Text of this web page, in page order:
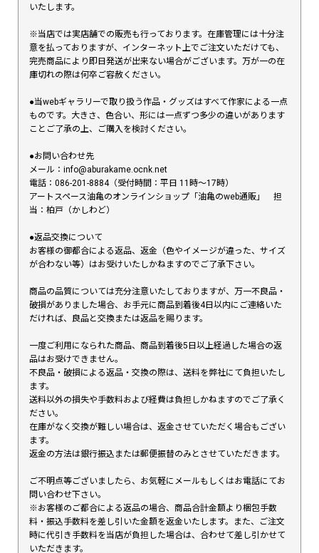
いたします。
※当店では実店舗での販売も行っております。在庫管理には十分注
意を払っておりますが、インターネット上でご注文いただけても、
完売商品により即日発送が出来ない場合がございます。万が一の在
庫切れの際は何卒ご容赦ください。
●当webギャラリーで取り扱う作品・グッズはすべて作家による一点
ものです。大きさ、色合い、形には一点ずつ多少の違いがあります
ことご了承の上、ご購入を検討ください。
●お問い合わせ先
メール：info@aburakame.ocnk.net
電話：086-201-8884（受付時間：平日 11時〜17時）
アートスペース油亀のオンラインショップ「油亀のweb通販」 担
当：柏戸（かしわど）
●返品交換について
お客様の御都合による返品、返金（色やイメージが違った、サイズ
が合わない等）はお受けいたしかねますのでご了承下さい。
商品の品質については充分注意いたしておりますが、万一不良品・
破損がありました場合、お手元に商品到着後4日以内にご連絡いた
だければ、良品と交換または返品を賜ります。
一度ご利用になられた商品、商品到着後5日以上経過した場合の返
品はお受けできません。
不良品・破損による返品・交換の際は、送料を弊社にて負担いたし
ます。
送料以外の損失や手数料および経費は負担しかねますのでご了承く
ださい。
在庫がなく交換が難しい場合は、返金させていただく場合もござい
ます。
返金の方法は銀行振込または郵便振替のみとさせていただきます。
ご不明点等ございましたら、お気軽にメールもしくはお電話にてお
問い合わせ下さい。
※お客様のご都合による返品の場合、商品合計金額より梱包手数
料・振込手数料を差し引いた金額を返金いたします。また、ご注文
時に代引き手数料を当店が負担した場合は、合わせて差し引かせて
いただきます。